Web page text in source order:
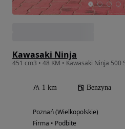
Kawasaki Ninja
451 cm3 • 48 KM • Kawasaki Ninja 500
1 km Benzyna
Poznań (Wielkopolskie)
Firma • Podbite